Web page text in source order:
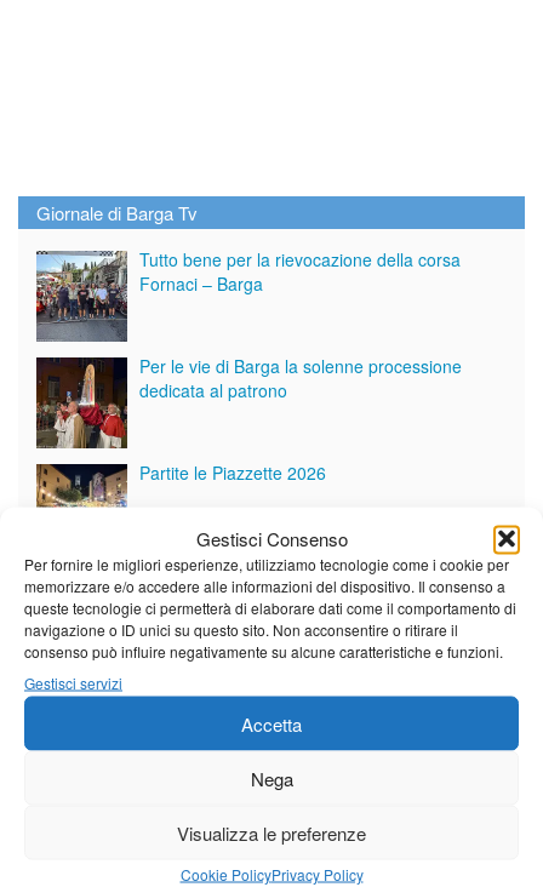
Gestisci Consenso
Per fornire le migliori esperienze, utilizziamo tecnologie come i cookie per
memorizzare e/o accedere alle informazioni del dispositivo. Il consenso a
queste tecnologie ci permetterà di elaborare dati come il comportamento di
navigazione o ID unici su questo sito. Non acconsentire o ritirare il
consenso può influire negativamente su alcune caratteristiche e funzioni.
Gestisci servizi
Accetta
Nega
Visualizza le preferenze
Cookie PolicyPrivacy Policy
Giornale di Barga Tv
Tutto bene per la rievocazione della corsa
Fornaci – Barga
Per le vie di Barga la solenne processione
dedicata al patrono
Partite le Piazzette 2026
Vedi tutti i servizi
Meteo
settimana. temperature ancora
ben al di sopra dei valori
stagionali